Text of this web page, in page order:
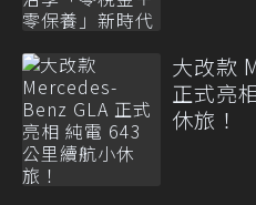
大改款
正式亮
休旅！